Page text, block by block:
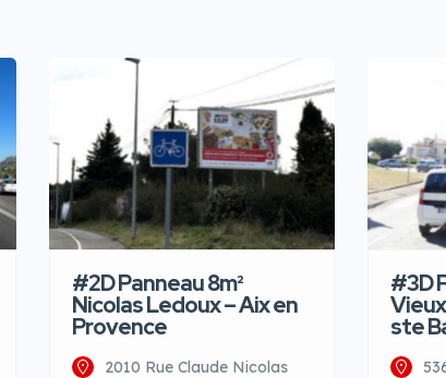
#2D Panneau 8m²
Nicolas Ledoux – Aix en
Provence
2010 Rue Claude Nicolas
#3D
ste